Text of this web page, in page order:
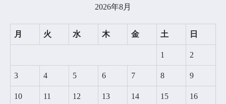
2026年8月
月 火 水 木 金 土 日
1 2
3 4 5 6 7 8 9
10 11 12 13 14 15 16